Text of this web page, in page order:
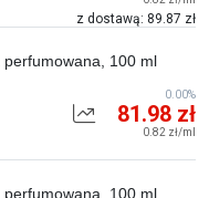
z dostawą: 89.87 zł
100 ml
81.98 zł
0.82 zł/ml
0.00%
100 ml